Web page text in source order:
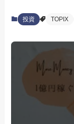
投資 TOPIX